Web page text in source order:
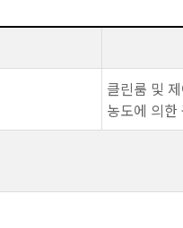
클린룸 및
농도에 의